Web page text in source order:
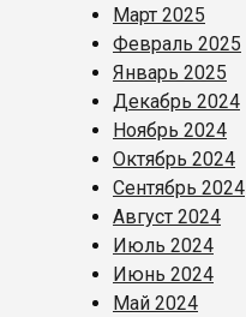
Март 2025
Февраль 2025
Январь 2025
Декабрь 2024
Ноябрь 2024
Октябрь 2024
Сентябрь 2024
Август 2024
Июль 2024
Июнь 2024
Май 2024